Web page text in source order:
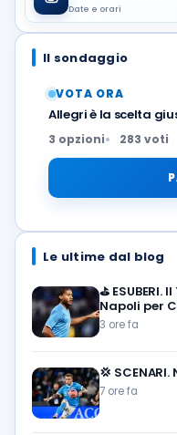
Date e orari
Il sondaggio
VOTA ORA
Allegri è la scelta
3 opzioni 283 voti
Le ultime dal blog
⛳
Napoli per
3 ore fa
💢
7 ore fa